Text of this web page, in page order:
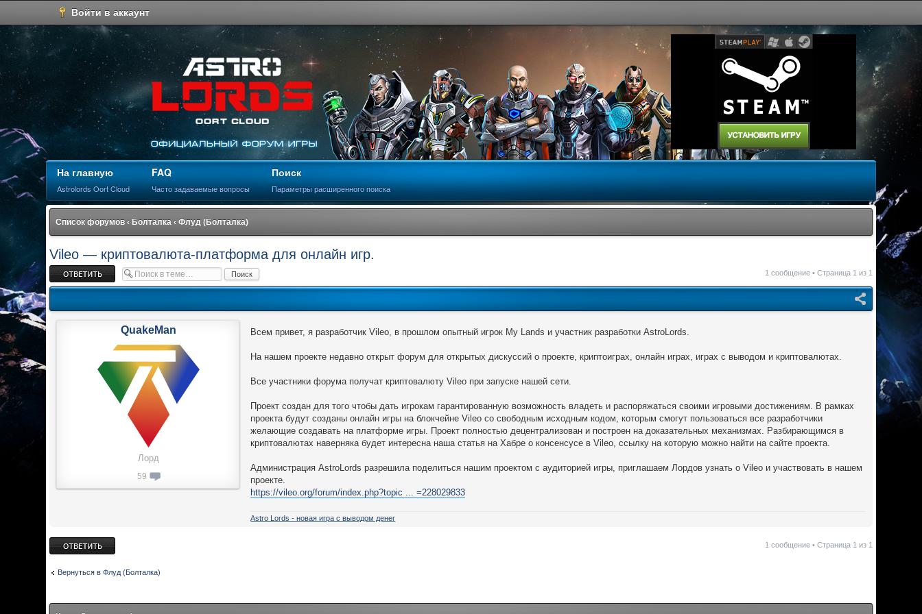
Войти в аккаунт
На главную
Astrolords Oort Cloud
FAQ
Часто задаваемые вопросы
Поиск
Параметры расширенного поиска
Список форумов ‹ Болталка ‹ Флуд (Болталка)
Vileo — криптовалюта-платформа для онлайн игр.
Ответить 1 сообщение • Страница 1 из 1
Всем привет, я разработчик Vileo, в прошлом опытный игрок My Lands и участник разработки AstroLords.
На нашем проекте недавно открыт форум для открытых дискуссий о проекте, криптоиграх, онлайн играх, играх с выводом и криптовалютах.
Все участники форума получат криптовалюту Vileo при запуске нашей сети.
Проект создан для того чтобы дать игрокам гарантированную возможность владеть и распоряжаться своими игровыми достижениям. В рамках
проекта будут созданы онлайн игры на блокчейне Vileo со свободным исходным кодом, которым смогут пользоваться все разработчики
желающие создавать на платформе игры. Проект полностью децентрализован и построен на доказательных механизмах. Разбирающимся в
криптовалютах наверняка будет интересна наша статья на Хабре о консенсусе в Vileo, ссылку на которую можно найти на сайте проекта.
Администрация AstroLords разрешила поделиться нашим проектом с аудиторией игры, приглашаем Лордов узнать о Vileo и участвовать в нашем
проекте.
https://vileo.org/forum/index.php?topic ... =228029833
Astro Lords - новая игра с выводом денег
QuakeMan
Лорд
59
Ответить 1 сообщение • Страница 1 из 1
Вернуться в Флуд (Болталка)